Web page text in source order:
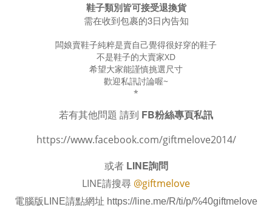
鞋子類別皆可接受退換貨
需在收到包裹的3日內告知
闆娘賣鞋子純粹是賣自己覺得很好穿的鞋子
不是鞋子的大賣家XD
希望大家能謹慎挑選尺寸
歡迎私訊討論喔~
*
若有其他問題 請到 FB粉絲專頁私訊
https://www.facebook.com/giftmelove2014/
或者 LINE詢問
LINE請搜尋 @giftmelove
電腦版LINE請點網址 https://line.me/R/ti/p/%40giftmelove